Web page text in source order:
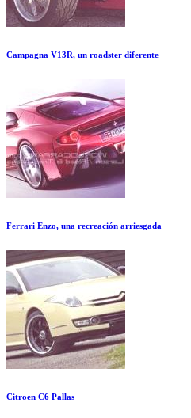
Campagna V13R, un roadster diferente
Ferrari Enzo, una recreación arriesgada
Citroen C6 Pallas